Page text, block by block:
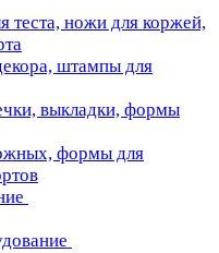
теста, ножи для коржей,
штампы для
выкладки, формы
формы для